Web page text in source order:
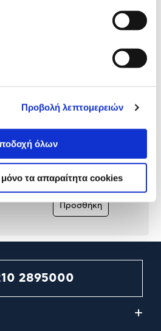
Προβολή λεπτομερειών
όλων
τα απαραίτητα cookies
PS3
Controller Black
49,90€
Προσθήκη
2895000